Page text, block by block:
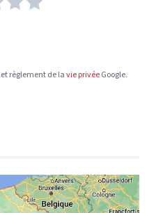
et règlement de lavie privéeGoogle.